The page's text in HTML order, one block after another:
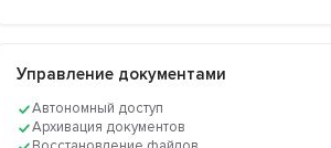
Управление документами
Автономный доступ
Архивация документов